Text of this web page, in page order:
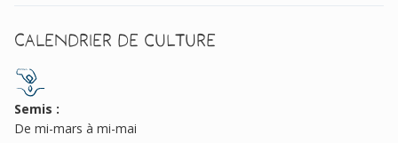
Calendrier de culture
Semis :
De mi-mars à mi-mai